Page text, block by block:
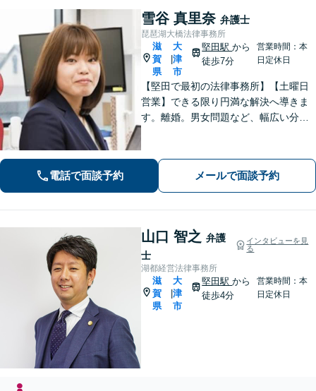
雪谷 真里奈 弁護士
琵琶湖大橋法律事務所
滋
賀
県
大
津
市
堅田駅から
徒歩7分
営業時間：本
日定休日
【堅田で最初の法律事務所】【土曜日
営業】できる限り円満な解決へ導きま
す。離婚。男女問題など、幅広い分野
電話で面談予約 メールで面談予約
山口 智之 弁護
士
インタビューを見
る
湖都経営法律事務所
滋
賀
県
大
津
市
堅田駅から
徒歩4分
営業時間：本
日定休日